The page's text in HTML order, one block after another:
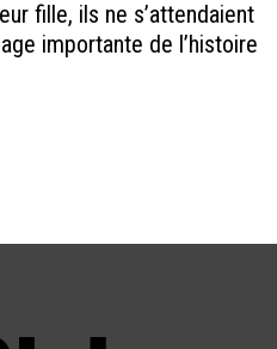
fille, ils ne s’attendaient
importante de l’histoire